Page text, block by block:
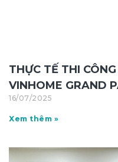
THỰC TẾ THI
VINHOME GRAND
16/07/2025
Xem thêm »